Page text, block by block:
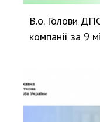
В.о. Голови
компанії за 9